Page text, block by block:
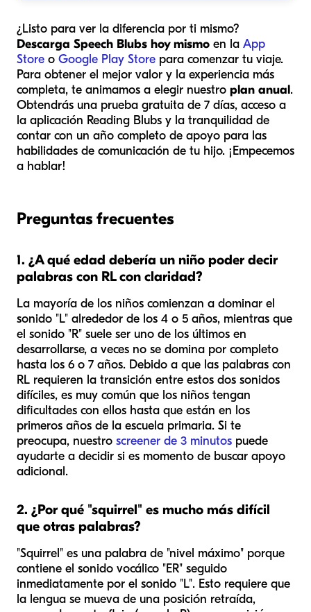
¿Listo para ver la diferencia por ti mismo?
Descarga Speech Blubs hoy mismo en la App
Store o Google Play Store para comenzar tu viaje.
Para obtener el mejor valor y la experiencia más
completa, te animamos a elegir nuestro plan anual.
Obtendrás una prueba gratuita de 7 días, acceso a
la aplicación Reading Blubs y la tranquilidad de
contar con un año completo de apoyo para las
habilidades de comunicación de tu hijo. ¡Empecemos
a hablar!
Preguntas frecuentes
1. ¿A qué edad debería un niño poder decir
palabras con RL con claridad?
La mayoría de los niños comienzan a dominar el
sonido "L" alrededor de los 4 o 5 años, mientras que
el sonido "R" suele ser uno de los últimos en
desarrollarse, a veces no se domina por completo
hasta los 6 o 7 años. Debido a que las palabras con
RL requieren la transición entre estos dos sonidos
difíciles, es muy común que los niños tengan
dificultades con ellos hasta que están en los
primeros años de la escuela primaria. Si te
preocupa, nuestro screener de 3 minutos puede
ayudarte a decidir si es momento de buscar apoyo
adicional.
2. ¿Por qué "squirrel" es mucho más difícil
que otras palabras?
"Squirrel" es una palabra de "nivel máximo" porque
contiene el sonido vocálico "ER" seguido
inmediatamente por el sonido "L". Esto requiere que
la lengua se mueva de una posición retraída,